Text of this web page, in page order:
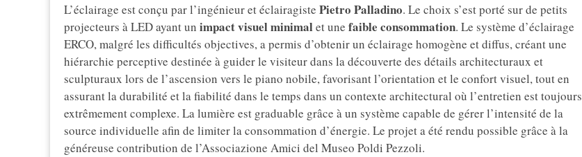
L’éclairage est conçu par l’ingénieur et éclairagiste Pietro Palladino. Le choix s’est porté sur de petits
projecteurs à LED ayant un impact visuel minimalet une faible consommation. Le système d’éclairage
ERCO, malgré les difficultés objectives, a permis d’obtenir un éclairage homogène et diffus, créant une
hiérarchie perceptive destinée à guider le visiteur dans la découverte des détails architecturaux et
sculpturaux lors de l’ascension vers le piano nobile, favorisant l’orientation et le confort visuel, tout en
assurant la durabilité et la fiabilité dans le temps dans un contexte architectural où l’entretien est toujours
extrêmement complexe. La lumière est graduable grâce à un système capable de gérer l’intensité de la
source individuelle afin de limiter la consommation d’énergie. Le projet a été rendu possible grâce à la
généreuse contribution de l’Associazione Amici del Museo Poldi Pezzoli.